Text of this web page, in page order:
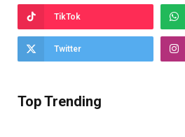
TikTok
Twitter
Top Trending